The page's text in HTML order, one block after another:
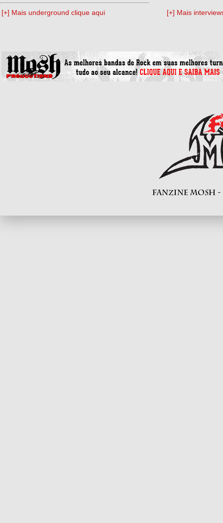
[+] Mais underground clique aqui [+] Mais